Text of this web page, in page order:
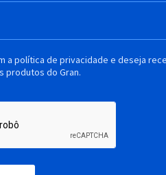
a política de privacidade e deseja
produtos do Gran.